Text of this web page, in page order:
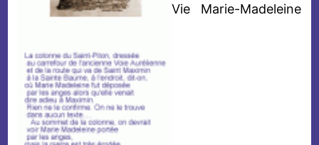
Vie Marie-Madeleine